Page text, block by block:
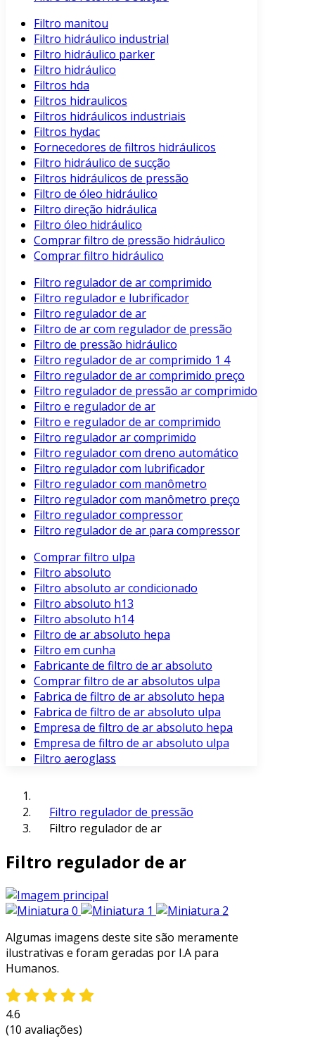
Filtro manitou
Filtro hidráulico industrial
Filtro hidráulico parker
Filtro hidráulico
Filtros hda
Filtros hidraulicos
Filtros hidráulicos industriais
Filtros hydac
Fornecedores de filtros hidráulicos
Filtro hidráulico de sucção
Filtros hidráulicos de pressão
Filtro de óleo hidráulico
Filtro direção hidráulica
Filtro óleo hidráulico
Comprar filtro de pressão hidráulico
Comprar filtro hidráulico
Filtro regulador de ar comprimido
Filtro regulador e lubrificador
Filtro regulador de ar
Filtro de ar com regulador de pressão
Filtro de pressão hidráulico
Filtro regulador de ar comprimido 1 4
Filtro regulador de ar comprimido preço
Filtro regulador de pressão ar comprimido
Filtro e regulador de ar
Filtro e regulador de ar comprimido
Filtro regulador ar comprimido
Filtro regulador com dreno automático
Filtro regulador com lubrificador
Filtro regulador com manômetro
Filtro regulador com manômetro preço
Filtro regulador compressor
Filtro regulador de ar para compressor
Comprar filtro ulpa
Filtro absoluto
Filtro absoluto ar condicionado
Filtro absoluto h13
Filtro absoluto h14
Filtro de ar absoluto hepa
Filtro em cunha
Fabricante de filtro de ar absoluto
Comprar filtro de ar absolutos ulpa
Fabrica de filtro de ar absoluto hepa
Fabrica de filtro de ar absoluto ulpa
Empresa de filtro de ar absoluto hepa
Empresa de filtro de ar absoluto ulpa
Filtro aeroglass
Filtro regulador de pressão
Filtro regulador de ar
Filtro regulador de ar
Algumas imagens deste site são meramente
ilustrativas e foram geradas por I.A para
Humanos.
4.6
(10 avaliações)